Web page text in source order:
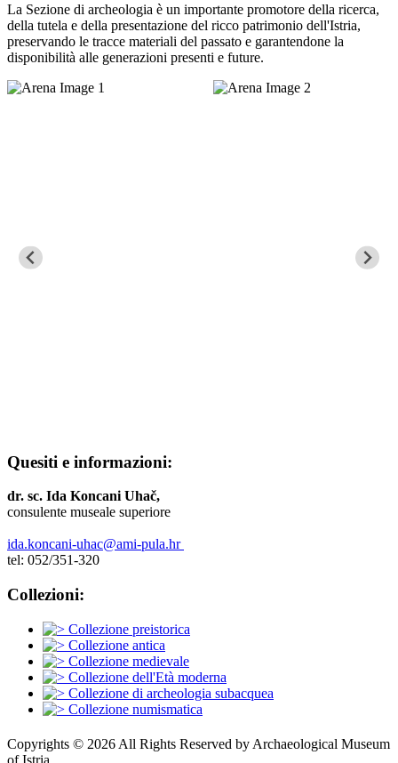
La Sezione di archeologia è un importante promotore della ricerca,
della tutela e della presentazione del ricco patrimonio dell'Istria,
preservando le tracce materiali del passato e garantendone la
disponibilità alle generazioni presenti e future.
Quesiti e informazioni:
dr. sc. Ida Koncani Uhač,
consulente museale superiore
ida.koncani-uhac@ami-pula.hr
tel: 052/351-320
Collezioni:
Collezione preistorica
Collezione antica
Collezione medievale
Collezione dell'Età moderna
Collezione di archeologia subacquea
Collezione numismatica
Copyrights © 2026 All Rights Reserved by Archaeological Museum
of Istria.